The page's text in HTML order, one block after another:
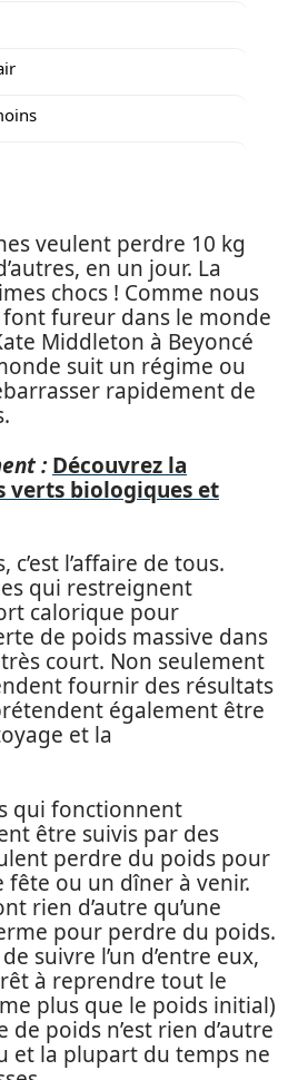
veulent perdre 10 kg
en un jour. La
chocs ! Comme nous
font fureur dans le monde
Middleton à Beyoncé
suit un régime ou
rapidement de
: Découvrez la
verts biologiques et
c’est l’affaire de tous.
qui restreignent
calorique pour
de poids massive dans
court. Non seulement
fournir des résultats
également être
et la
qui fonctionnent
être suivis par des
perdre du poids pour
fête ou un dîner à venir.
rien d’autre qu’une
pour perdre du poids.
suivre l’un d’entre eux,
à reprendre tout le
plus que le poids initial)
poids n’est rien d’autre
et la plupart du temps ne